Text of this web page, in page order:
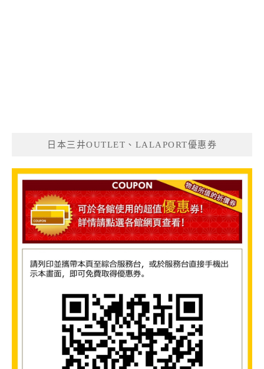
日本三井OUTLET、LALAPORT優惠券